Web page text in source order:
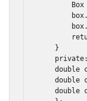
Box
        box
.
        box
.
}
private:
double
double
double